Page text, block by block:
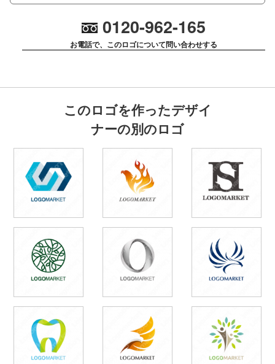
0120-962-165
お電話で、このロゴについて問い合わせする
このロゴを作ったデザイ
ナーの別のロゴ